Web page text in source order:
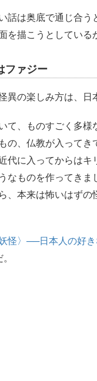
話は奥底で通じ合
描こうとしている
ファジー
異の楽しみ方は、日
て、ものすごく多
の、仏教が入って
代に入ってからは
なものを作ってき
、本来は怖いはず
怪〉──日本人の好き